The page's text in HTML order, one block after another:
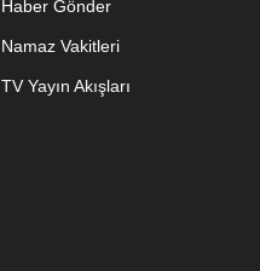
Haber Gönder
Namaz Vakitleri
TV Yayın Akışları